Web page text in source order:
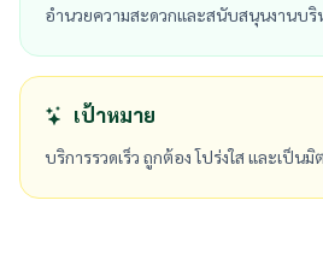
อำนวยความสะดวกและสนับสนุนงานบริ
เป้าหมาย
บริการรวดเร็ว ถูกต้อง โปร่งใส และเป็น